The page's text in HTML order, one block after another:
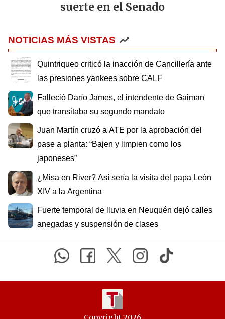
suerte en el Senado
NOTICIAS MÁS VISTAS
Quintriqueo criticó la inacción de Cancillería ante
las presiones yankees sobre CALF
Falleció Darío James, el intendente de Gaiman
que transitaba su segundo mandato
Juan Martín cruzó a ATE por la aprobación del
pase a planta: “Bajen y limpien como los
japoneses”
¿Misa en River? Así sería la visita del papa León
XIV a la Argentina
Fuerte temporal de lluvia en Neuquén dejó calles
anegadas y suspensión de clases